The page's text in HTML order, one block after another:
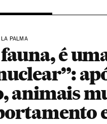
LA PALMA
é
animais